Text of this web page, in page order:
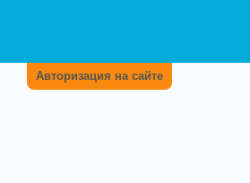
Авторизация на сайте